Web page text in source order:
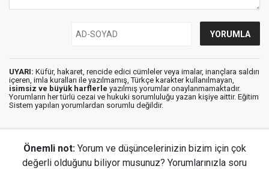
UYARI: Küfür, hakaret, rencide edici cümleler veya imalar, inançlara saldırı
içeren, imla kuralları ile yazılmamış, Türkçe karakter kullanılmayan,
isimsiz ve büyük harflerle yazılmış yorumlar onaylanmamaktadır.
Yorumların her türlü cezai ve hukuki sorumluluğu yazan kişiye aittir. Eğitim
Sistem yapılan yorumlardan sorumlu değildir.
Önemli not: Yorum ve düşüncelerinizin bizim için çok
değerli olduğunu biliyor musunuz? Yorumlarınızla soru